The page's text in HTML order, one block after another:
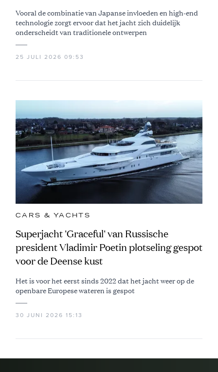
Vooral de combinatie van Japanse invloeden en high-end
technologie zorgt ervoor dat het jacht zich duidelijk
onderscheidt van traditionele ontwerpen
25 JULI 2026 09:53
CARS & YACHTS
Superjacht 'Graceful' van Russische
president Vladimir Poetin plotseling gespot
voor de Deense kust
Het is voor het eerst sinds 2022 dat het jacht weer op de
openbare Europese wateren is gespot
30 JUNI 2026 15:13